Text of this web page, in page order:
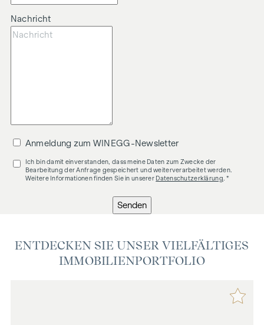
Nachricht
Anmeldung zum WINEGG-Newsletter
Ich bin damit einverstanden, dass meine Daten zum Zwecke der
Bearbeitung der Anfrage gespeichert und weiterverarbeitet werden.
Weitere Informationen finden Sie in unserer Datenschutzerklärung . *
Senden
ENTDECKEN SIE UNSER VIELFÄLTIGES
IMMOBILIENPORTFOLIO